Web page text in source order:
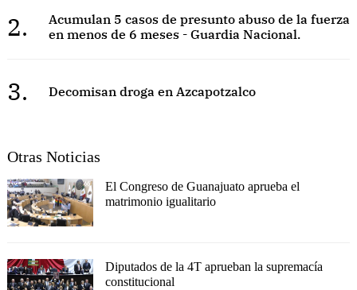
2.
Acumulan 5 casos de presunto abuso de la fuerza
en menos de 6 meses - Guardia Nacional.
3. Decomisan droga en Azcapotzalco
Otras Noticias
El Congreso de Guanajuato aprueba el
matrimonio igualitario
Diputados de la 4T aprueban la supremacía
constitucional